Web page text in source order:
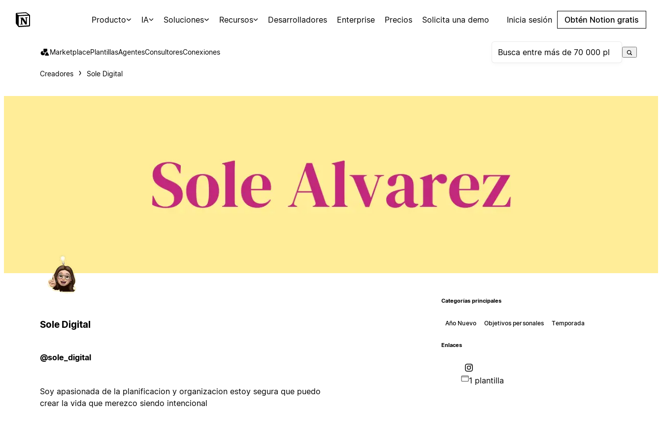
Producto IA Soluciones Recursos Desarrolladores Enterprise Precios Solicita una demo Inicia sesión Obtén Notion gratis
MarketplacePlantillasAgentesConsultoresConexiones
Creadores Sole Digital
Sole Digital
@sole_digital
Soy apasionada de la planificacion y organizacion estoy segura que puedo
crear la vida que merezco siendo intencional
Categorías principales
Año Nuevo Objetivos personales Temporada
Enlaces
1 plantilla